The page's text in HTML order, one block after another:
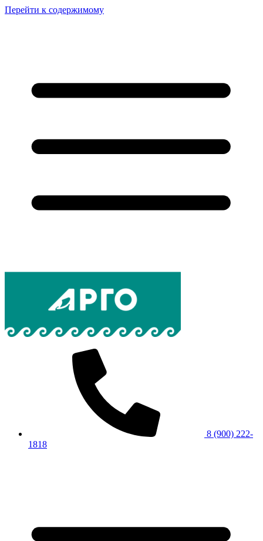
Перейти к содержимому
8 (900) 222-
1818